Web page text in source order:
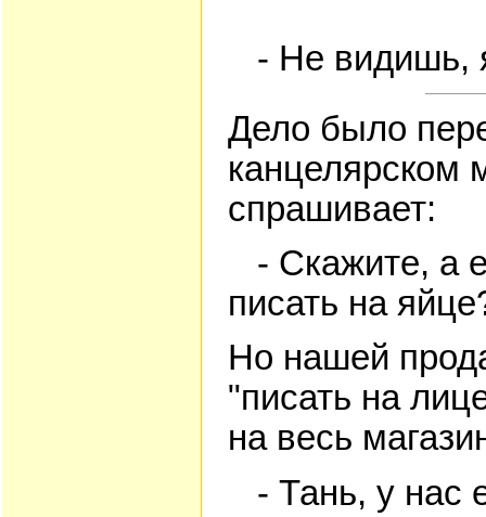
- Не видишь,
Дело было
канцелярском
спрашивает:
- Скажите, а
писать на
Но нашей
"писать на
на весь
- Тань, у нас